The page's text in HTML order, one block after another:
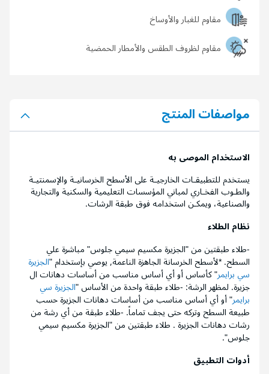
مقاوم للغبار والأوساخ
مقاوم لظروف الطقس والأمطار الحمضية
مواصفات المنتج
الاستخدام الموصى به
يستخدم للتطبيقـات الخارجيـة على الأسطح الخرسانيـة والإسمنتيـة
والطـوب الفخـاري لمباني المؤسسات التعليمية والسكنية والتجارية
والصناعية، ويمكـن استخدامه فوق طبقة الرشات.
نظام الطلاء
-طلاء طبقتين من "الجزيرة مكسيم سيمي جلوس" مباشرة علي
السطح. *لأسطح الخرسانة الجاهزة الناعمة, يوصي بإستخدام "الجزيرة
سي برايمر" كأساس أو أي أساس مناسب من أساسات دهانات ال
جزيرة. لمظهر الرشة: -طلاء طبقة واحدة من الأساس "الجزيرة سي
برايمر" أو أي أساس مناسب من أساسات دهانات الجزيرة حسب
طبيعة السطح وتركه حتى يجف تماماً. -طلاء طبقة من أي رشة من
رشات دهانات الجزيرة . طلاء طبقتين من "الجزيرة مكسيم سيمي
جلوس".
أدوات التطبيق